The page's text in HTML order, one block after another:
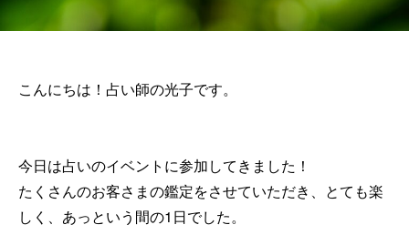
こんにちは！占い師の光子です。
今日は占いのイベントに参加してきました！
たくさんのお客さまの鑑定をさせていただき、とても楽
しく、あっという間の1日でした。